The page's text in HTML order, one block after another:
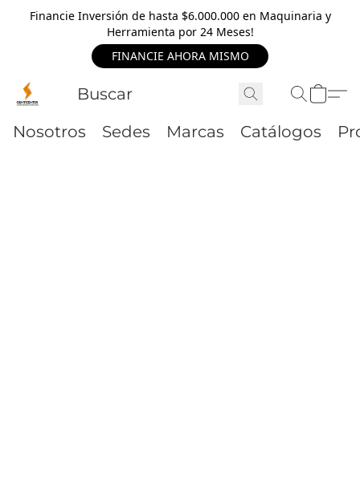
Financie Inversión de hasta $6.000.000 en Maquinaria y
Herramienta por 24 Meses!
FINANCIE AHORA MISMO
Nosotros Sedes Marcas Catálogos